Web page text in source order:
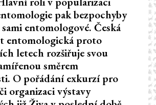
pak bezpochyby
entomologové. Česká
entomologická proto
letech rozšiřuje svou
směrem
O pořádání exkurzí pro
organizaci výstavy